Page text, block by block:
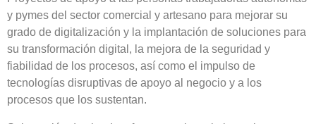
y pymes del sector comercial y artesano para mejorar su
grado de digitalización y la implantación de soluciones para
su transformación digital, la mejora de la seguridad y
fiabilidad de los procesos, así como el impulso de
tecnologías disruptivas de apoyo al negocio y a los
procesos que los sustentan.